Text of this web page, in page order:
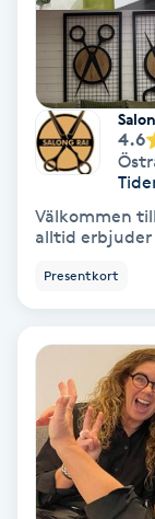
Celluliter
Coachning
Color correction
Damklippning
Dermapen
4.6
Välkommen till Salong Rai!
alltid erbjuder
Presentkort